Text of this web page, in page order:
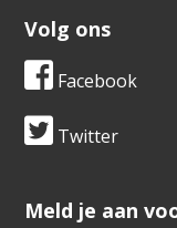
Volg ons
Facebook
Twitter
​​​​​​​Meld je aan